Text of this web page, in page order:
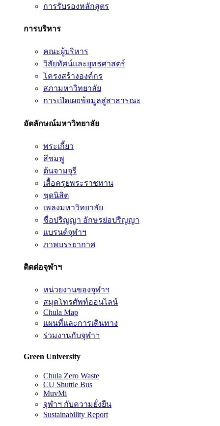
การรับรองหลักสูตร
การบริหาร
คณะผู้บริหาร
วิสัยทัศน์และยุทธศาสตร์
โครงสร้างองค์กร
สภามหาวิทยาลัย
การเปิดเผยข้อมูลสู่สาธารณะ
อัตลักษณ์มหาวิทยาลัย
พระเกี้ยว
สีชมพู
ต้นจามจุรี
เสื้อครุยพระราชทาน
ชุดนิสิต
เพลงมหาวิทยาลัย
ชื่อปริญญา อักษรย่อปริญญา
แบรนด์จุฬาฯ
ภาพบรรยากาศ
ติดต่อจุฬาฯ
หน่วยงานของจุฬาฯ
สมุดโทรศัพท์ออนไลน์
Chula Map
แผนที่และการเดินทาง
ร่วมงานกับจุฬาฯ
Green University
Chula Zero Waste
CU Shuttle Bus
MuvMi
จุฬาฯ กับความยั่งยืน
Sustainability Report